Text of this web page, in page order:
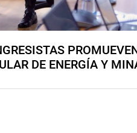
DE ENERGÍA Y